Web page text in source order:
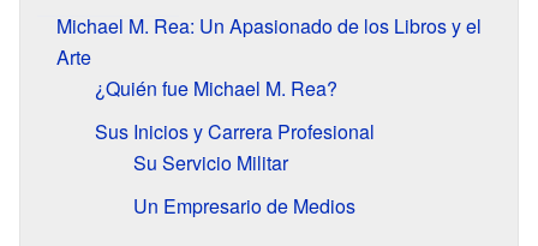
Michael M. Rea: Un Apasionado de los Libros y el
Arte
¿Quién fue Michael M. Rea?
Sus Inicios y Carrera Profesional
Su Servicio Militar
Un Empresario de Medios